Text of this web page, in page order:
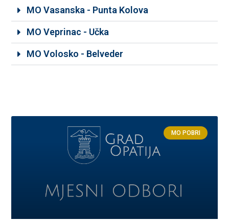
MO Vasanska - Punta Kolova
MO Veprinac - Učka
MO Volosko - Belveder
MO POBRI